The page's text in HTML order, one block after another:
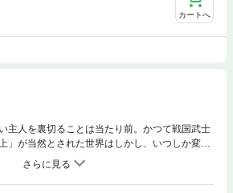
カートへ
主人を裏切ることは当たり前。かつて戦国武士
」が当然とされた世界はしかし、いつしか変わ
えず」、一人の主人に仕え続ける美学へと反転
る。